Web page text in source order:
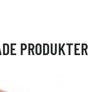
PRODUKTER